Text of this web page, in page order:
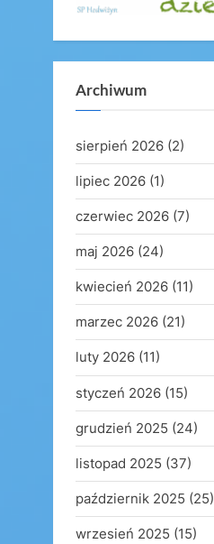
Archiwum
sierpień 2026 (2)
lipiec 2026 (1)
czerwiec 2026 (7)
maj 2026 (24)
kwiecień 2026 (11)
marzec 2026 (21)
luty 2026 (11)
styczeń 2026 (15)
grudzień 2025 (24)
listopad 2025 (37)
październik 2025 (25)
wrzesień 2025 (15)